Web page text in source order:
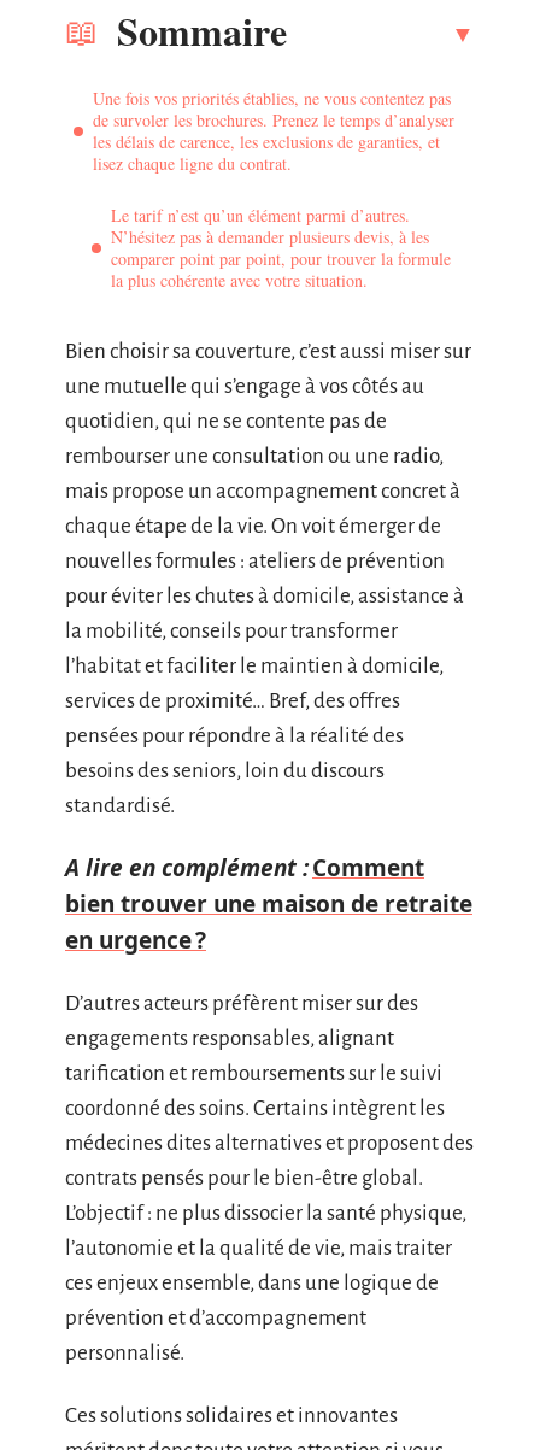
Sommaire
Une fois vos priorités établies, ne vous contentez pas
de survoler les brochures. Prenez le temps d’analyser
les délais de carence, les exclusions de garanties, et
lisez chaque ligne du contrat.
Le tarif n’est qu’un élément parmi d’autres.
N’hésitez pas à demander plusieurs devis, à les
comparer point par point, pour trouver la formule
la plus cohérente avec votre situation.
Bien choisir sa couverture, c’est aussi miser sur
une mutuelle qui s’engage à vos côtés au
quotidien, qui ne se contente pas de
rembourser une consultation ou une radio,
mais propose un accompagnement concret à
chaque étape de la vie. On voit émerger de
nouvelles formules : ateliers de prévention
pour éviter les chutes à domicile, assistance à
la mobilité, conseils pour transformer
l’habitat et faciliter le maintien à domicile,
services de proximité… Bref, des offres
pensées pour répondre à la réalité des
besoins des seniors, loin du discours
standardisé.
A lire en complément :Comment
bien trouver une maison de retraite
en urgence ?
D’autres acteurs préfèrent miser sur des
engagements responsables, alignant
tarification et remboursements sur le suivi
coordonné des soins. Certains intègrent les
médecines dites alternatives et proposent des
contrats pensés pour le bien-être global.
L’objectif : ne plus dissocier la santé physique,
l’autonomie et la qualité de vie, mais traiter
ces enjeux ensemble, dans une logique de
prévention et d’accompagnement
personnalisé.
Ces solutions solidaires et innovantes